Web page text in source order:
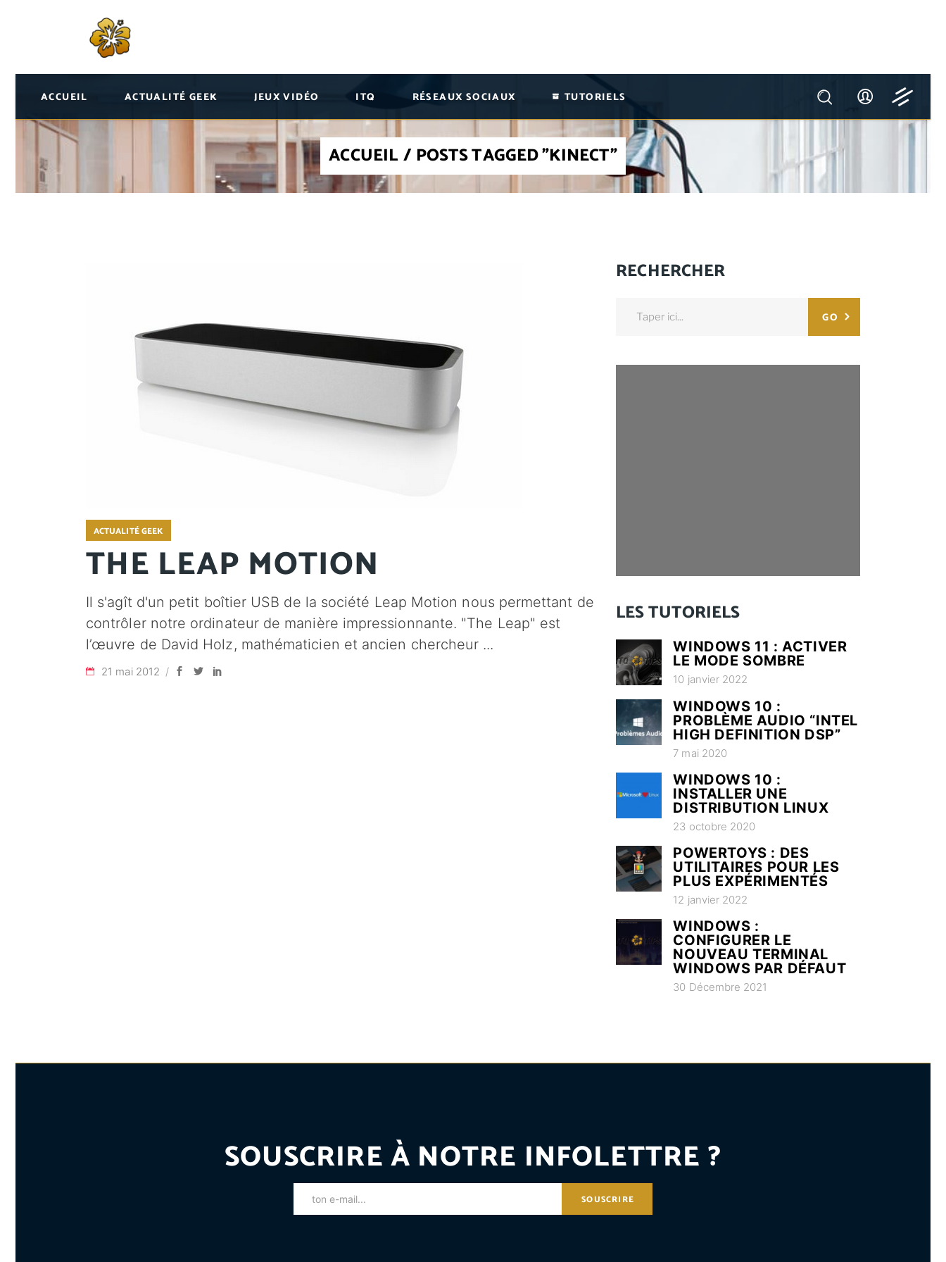
ACCUEIL ACTUALITÉ GEEK JEUX VIDÉO ITQ RÉSEAUX SOCIAUX TUTORIELS
ACCUEIL / POSTS TAGGED "KINECT"
ACTUALITÉ GEEK
THE LEAP MOTION
Il s'agît d'un petit boîtier USB de la société Leap Motion nous permettant de
contrôler notre ordinateur de manière impressionnante. "The Leap" est
l’œuvre de David Holz, mathématicien et ancien chercheur
21 mai 2012
RECHERCHER
GO
LES TUTORIELS
WINDOWS 11 : ACTIVER
LE MODE SOMBRE
10 janvier 2022
WINDOWS 10 :
PROBLÈME AUDIO “INTEL
HIGH DEFINITION DSP”
7 mai 2020
WINDOWS 10 :
INSTALLER UNE
DISTRIBUTION LINUX
23 octobre 2020
POWERTOYS : DES
UTILITAIRES POUR LES
PLUS EXPÉRIMENTÉS
12 janvier 2022
WINDOWS :
CONFIGURER LE
NOUVEAU TERMINAL
WINDOWS PAR DÉFAUT
30 Décembre 2021
SOUSCRIRE À NOTRE INFOLETTRE ?
SOUSCRIRE